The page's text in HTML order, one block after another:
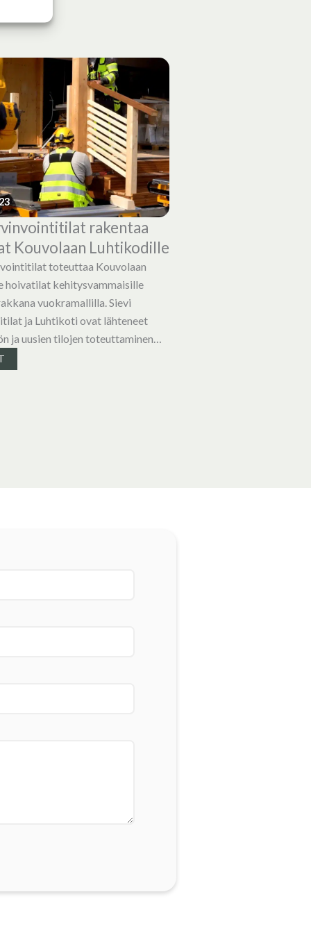
rakentaa
Kouvolaan Luhtikodille
toteuttaa Kouvolaan
hoivatilat kehitysvammaisille
vuokramallilla. Sievi
ja Luhtikoti ovat lähteneet
ja uusien tilojen toteuttaminen…